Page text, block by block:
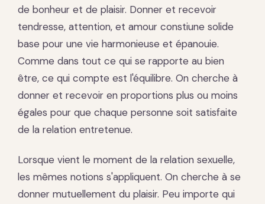
de bonheur et de plaisir. Donner et recevoir
tendresse, attention, et amour constiune solide
base pour une vie harmonieuse et épanouie.
Comme dans tout ce qui se rapporte au bien
être, ce qui compte est l'équilibre. On cherche à
donner et recevoir en proportions plus ou moins
égales pour que chaque personne soit satisfaite
de la relation entretenue.
Lorsque vient le moment de la relation sexuelle,
les mêmes notions s'appliquent. On cherche à se
donner mutuellement du plaisir. Peu importe qui